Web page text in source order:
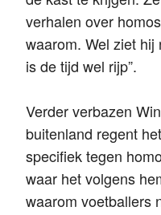
verhalen over
waarom. Wel ziet hij
is de tijd wel rijp”.
Verder verbazen
buitenland regent
specifiek tegen
waar het volgens
waarom voetballers